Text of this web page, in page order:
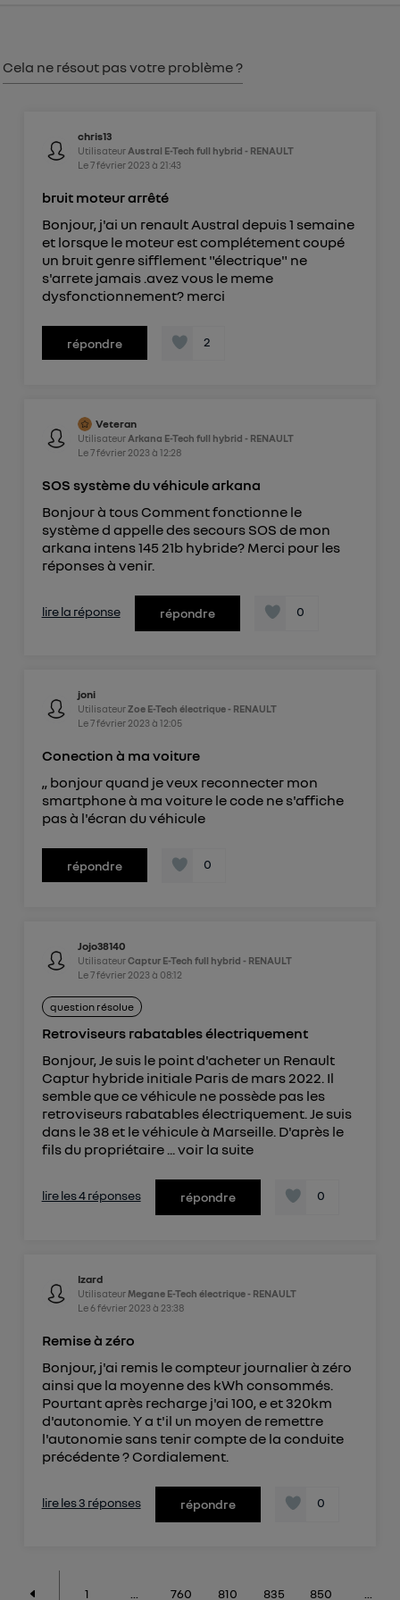
Cela ne résout pas votre problème ?
chris13
Utilisateur Austral E-Tech full hybrid - RENAULT
Le7 février 2023 à 21:43
bruit moteur arrêté
Bonjour, j'ai un renault Austral depuis 1 semaine
et lorsque le moteur est complétement coupé
un bruit genre sifflement "électrique" ne
s'arrete jamais .avez vous le meme
dysfonctionnement? merci
répondre 2
Veteran
Utilisateur Arkana E-Tech full hybrid - RENAULT
Le7 février 2023 à 12:28
SOS système du véhicule arkana
Bonjour à tous Comment fonctionne le
système d appelle des secours SOS de mon
arkana intens 145 21b hybride? Merci pour les
réponses à venir.
lire la réponse répondre 0
joni
UtilisateurZoe E-Tech électrique - RENAULT
Le7 février 2023 à 12:05
Conection à ma voiture
,, bonjour quand je veux reconnecter mon
smartphone à ma voiture le code ne s'affiche
pas à l'écran du véhicule
répondre 0
Jojo38140
UtilisateurCaptur E-Tech full hybrid - RENAULT
Le7 février 2023 à 08:12
question résolue
Retroviseurs rabatables électriquement
Bonjour, Je suis le point d'acheter un Renault
Captur hybride initiale Paris de mars 2022. Il
semble que ce véhicule ne possède pas les
retroviseurs rabatables électriquement. Je suis
dans le 38 et le véhicule à Marseille. D'après le
fils du propriétaire ...voir la suite
lire les 4 réponses répondre 0
Izard
Utilisateur Megane E-Tech électrique - RENAULT
Le6 février 2023 à 23:38
Remise à zéro
Bonjour, j'ai remis le compteur journalier à zéro
ainsi que la moyenne des kWh consommés.
Pourtant après recharge j'ai 100, e et 320km
d'autonomie. Y a t'il un moyen de remettre
l'autonomie sans tenir compte de la conduite
précédente ? Cordialement.
lire les 3 réponses répondre 0
1 760 810 835 850
Politique d'information sur les données